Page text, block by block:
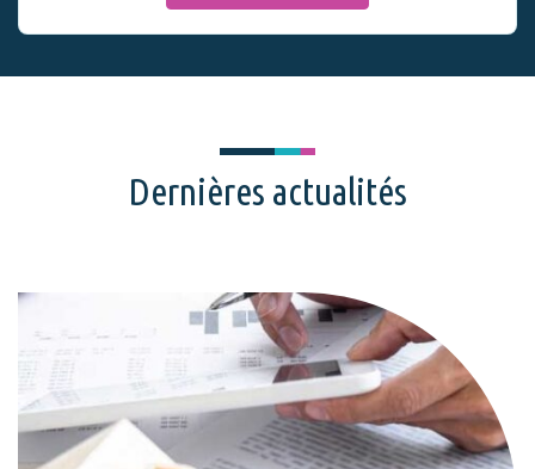
Dernières actualités